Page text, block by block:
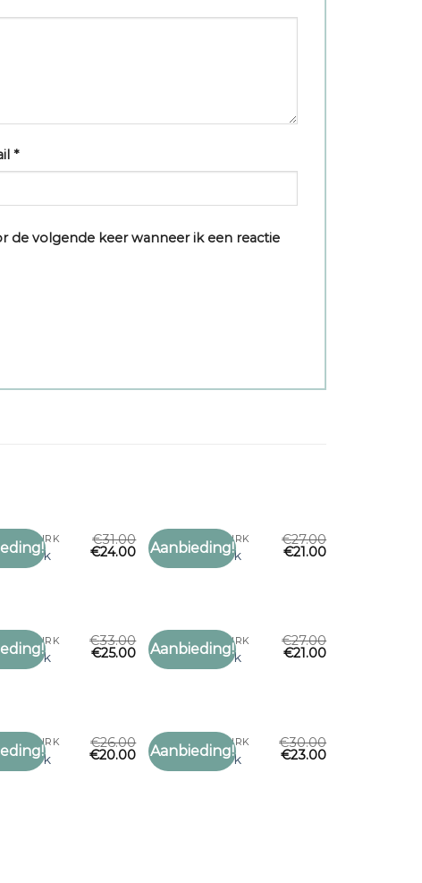
*
de volgende keer wanneer ik een reactie
Toevoegen
JURK
jurk
€31.00
€24.00 Aanbieding!
Toevoegen
SJAAL OVER JURK
sjaal over jurk
€27.00
€21.00
Toevoegen
JURK
jurk
€33.00
€25.00 Aanbieding!
Toevoegen
SJAAL OVER JURK
sjaal over jurk
€27.00
€21.00
Toevoegen
JURK
jurk
€26.00
€20.00 Aanbieding!
Toevoegen
SJAAL OVER JURK
sjaal over jurk
€30.00
€23.00